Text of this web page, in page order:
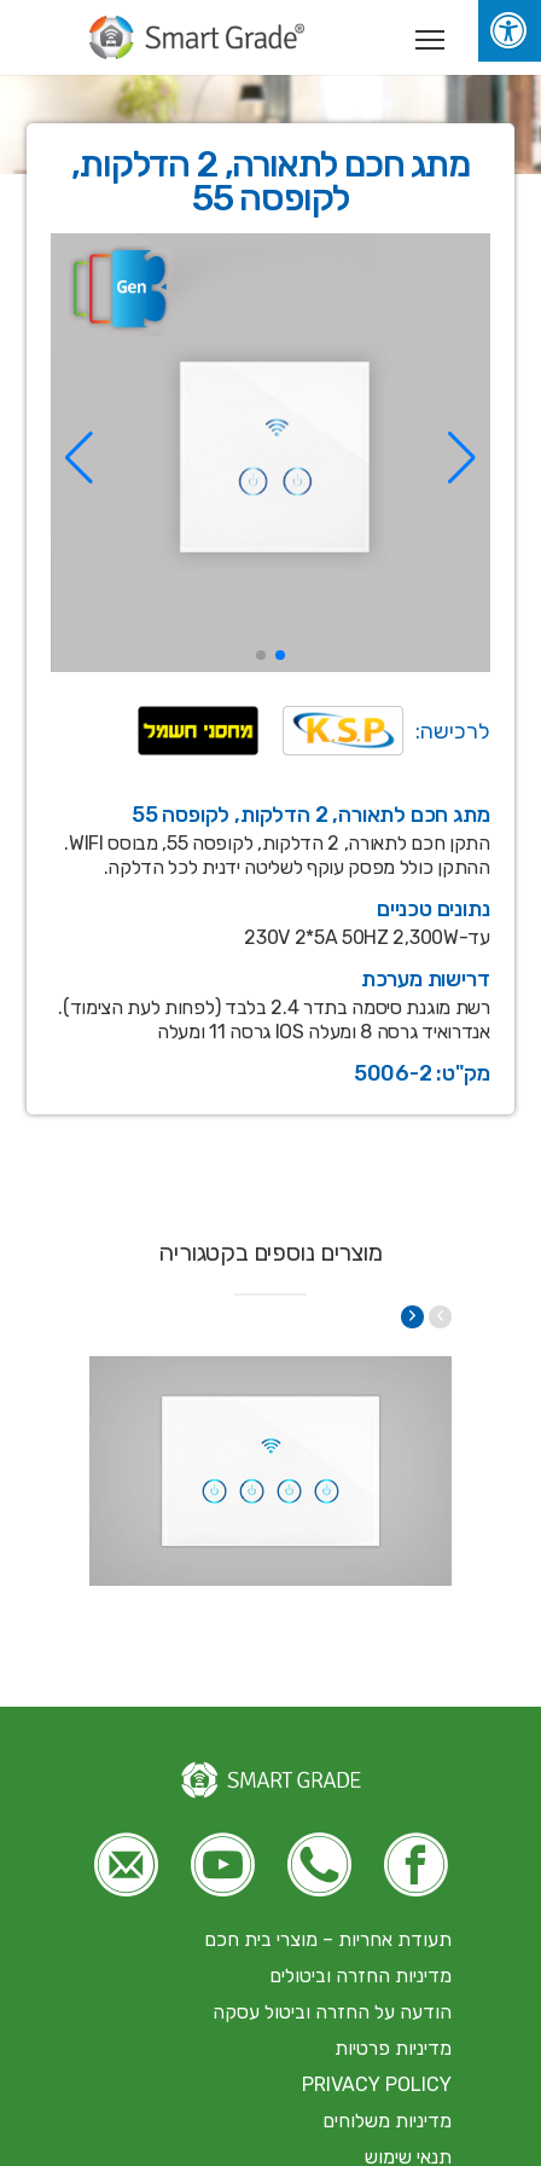
מתג חכם לתאורה, 2 הדלקות,
לקופסה 55
לרכישה:
מתג חכם לתאורה, 2 הדלקות, לקופסה 55
התקן חכם לתאורה, 2 הדלקות, לקופסה 55, מבוסס WIFI.
ההתקן כולל מפסק עוקף לשליטה ידנית לכל הדלקה.
נתונים טכניים
עד-230V 2*5A 50HZ 2,300W
דרישות מערכת
רשת מוגנת סיסמה בתדר 2.4 בלבד (לפחות לעת הצימוד).
אנדרואיד גרסה 8 ומעלה IOS גרסה 11 ומעלה
מק"ט: 5006-2
מוצרים נוספים בקטגוריה

   
תעודת אחריות – מוצרי בית חכם
מדיניות החזרה וביטולים
הודעה על החזרה וביטול עסקה
מדיניות פרטיות
PRIVACY POLICY
מדיניות משלוחים
תנאי שימוש